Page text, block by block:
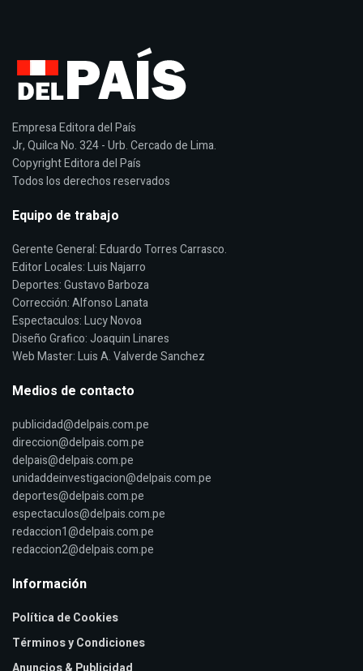
Empresa Editora del País
Jr, Quilca No. 324 - Urb. Cercado de Lima.
Copyright Editora del País
Todos los derechos reservados
Equipo de trabajo
Gerente General: Eduardo Torres Carrasco.
Editor Locales: Luis Najarro
Deportes: Gustavo Barboza
Corrección: Alfonso Lanata
Espectaculos: Lucy Novoa
Diseño Grafico: Joaquin Linares
Web Master: Luis A. Valverde Sanchez
Medios de contacto
publicidad@delpais.com.pe
direccion@delpais.com.pe
delpais@delpais.com.pe
unidaddeinvestigacion@delpais.com.pe
deportes@delpais.com.pe
espectaculos@delpais.com.pe
redaccion1@delpais.com.pe
redaccion2@delpais.com.pe
Información
Política de Cookies
Términos y Condiciones